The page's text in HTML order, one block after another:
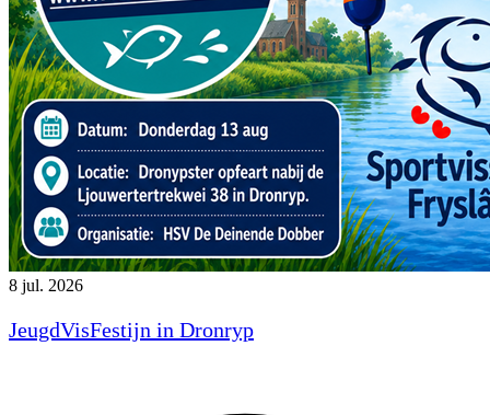
8 jul. 2026
JeugdVisFestijn in Dronryp